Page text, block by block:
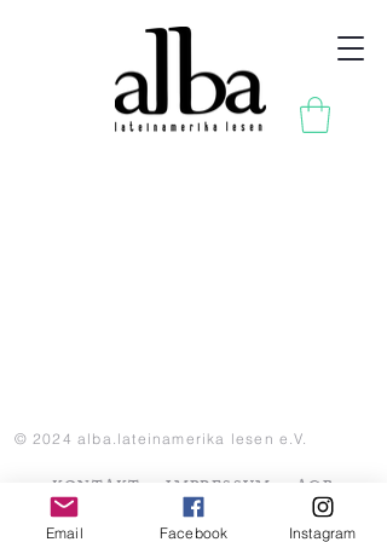
© 2024 alba.lateinamerika lesen e.V.
KONTAKT IMPRESSUM AGBs
Email Facebook Instagram